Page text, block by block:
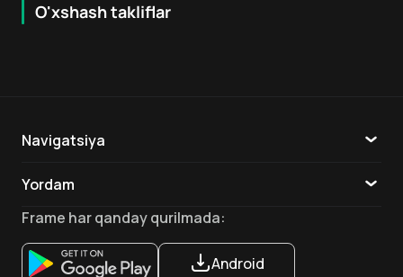
O'xshash takliflar
18 + 6.2
Navigatsiya
Yordam
Aloqa
Ilovalar
Frame har qanday qurilmada:
Android